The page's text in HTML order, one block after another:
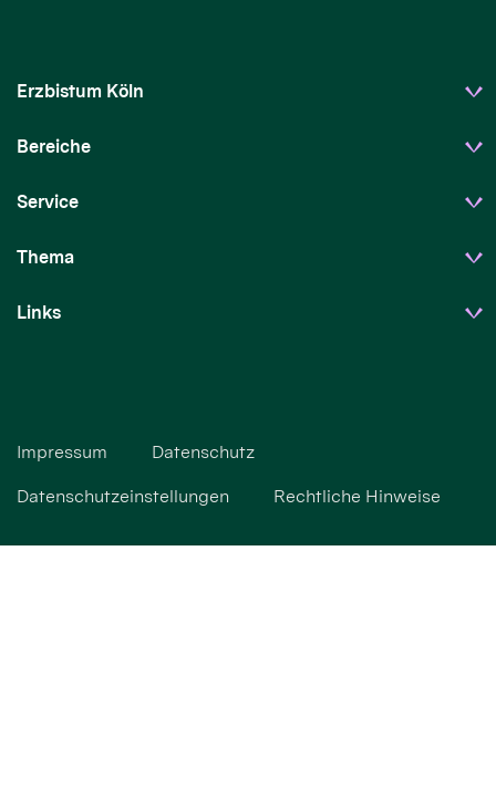
Erzbistum Köln
Bereiche
Service
Thema
Links
Impressum Datenschutz
Datenschutzeinstellungen Rechtliche Hinweise